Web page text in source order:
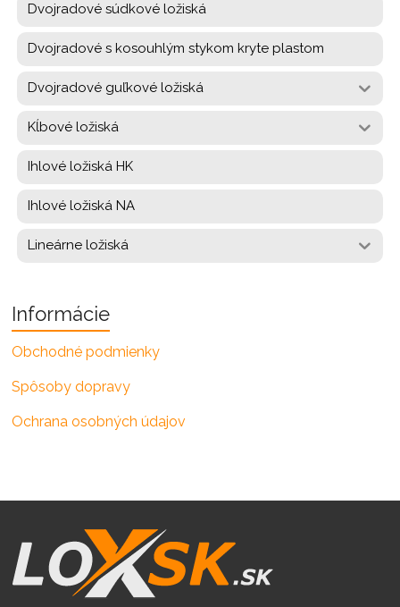
Dvojradové súdkové ložiská
Dvojradové s kosouhlým stykom kryte plastom
Dvojradové guľkové ložiská
Kĺbové ložiská
Ihlové ložiská HK
Ihlové ložiská NA
Lineárne ložiská
Informácie
Obchodné podmienky
Spôsoby dopravy
Ochrana osobných údajov